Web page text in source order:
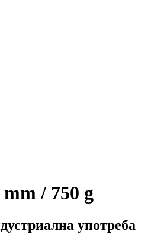
/ 750 g
употреба